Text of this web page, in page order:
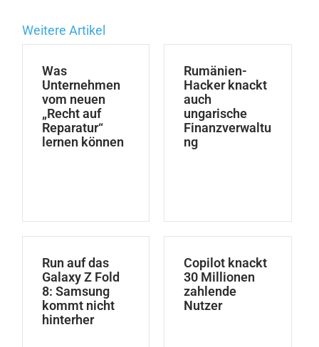
Weitere Artikel
Was
Unternehmen
vom neuen
„Recht auf
Reparatur“
lernen können
Rumänien-
Hacker knackt
auch
ungarische
Finanzverwaltu
ng
Run auf das
Galaxy Z Fold
8: Samsung
kommt nicht
hinterher
Copilot knackt
30 Millionen
zahlende
Nutzer